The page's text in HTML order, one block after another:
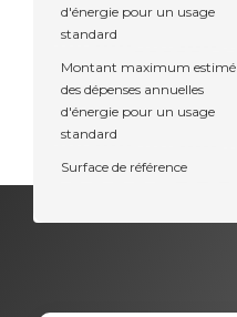
d'énergie pour un usage
standard
Montant maximum estimé
des dépenses annuelles
d'énergie pour un usage
standard
Surface de référence